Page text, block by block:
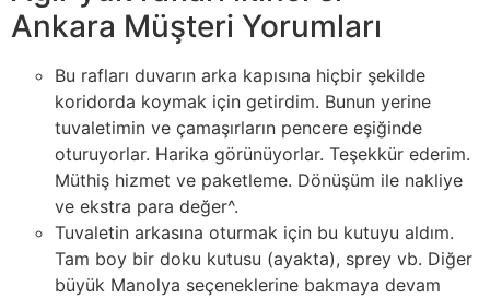
Ankara Müşteri Yorumları
Bu rafları duvarın arka kapısına hiçbir şekilde
koridorda koymak için getirdim. Bunun yerine
tuvaletimin ve çamaşırların pencere eşiğinde
oturuyorlar. Harika görünüyorlar. Teşekkür ederim.
Müthiş hizmet ve paketleme. Dönüşüm ile nakliye
ve ekstra para değer^.
Tuvaletin arkasına oturmak için bu kutuyu aldım.
Tam boy bir doku kutusu (ayakta), sprey vb. Diğer
büyük Manolya seçeneklerine bakmaya devam